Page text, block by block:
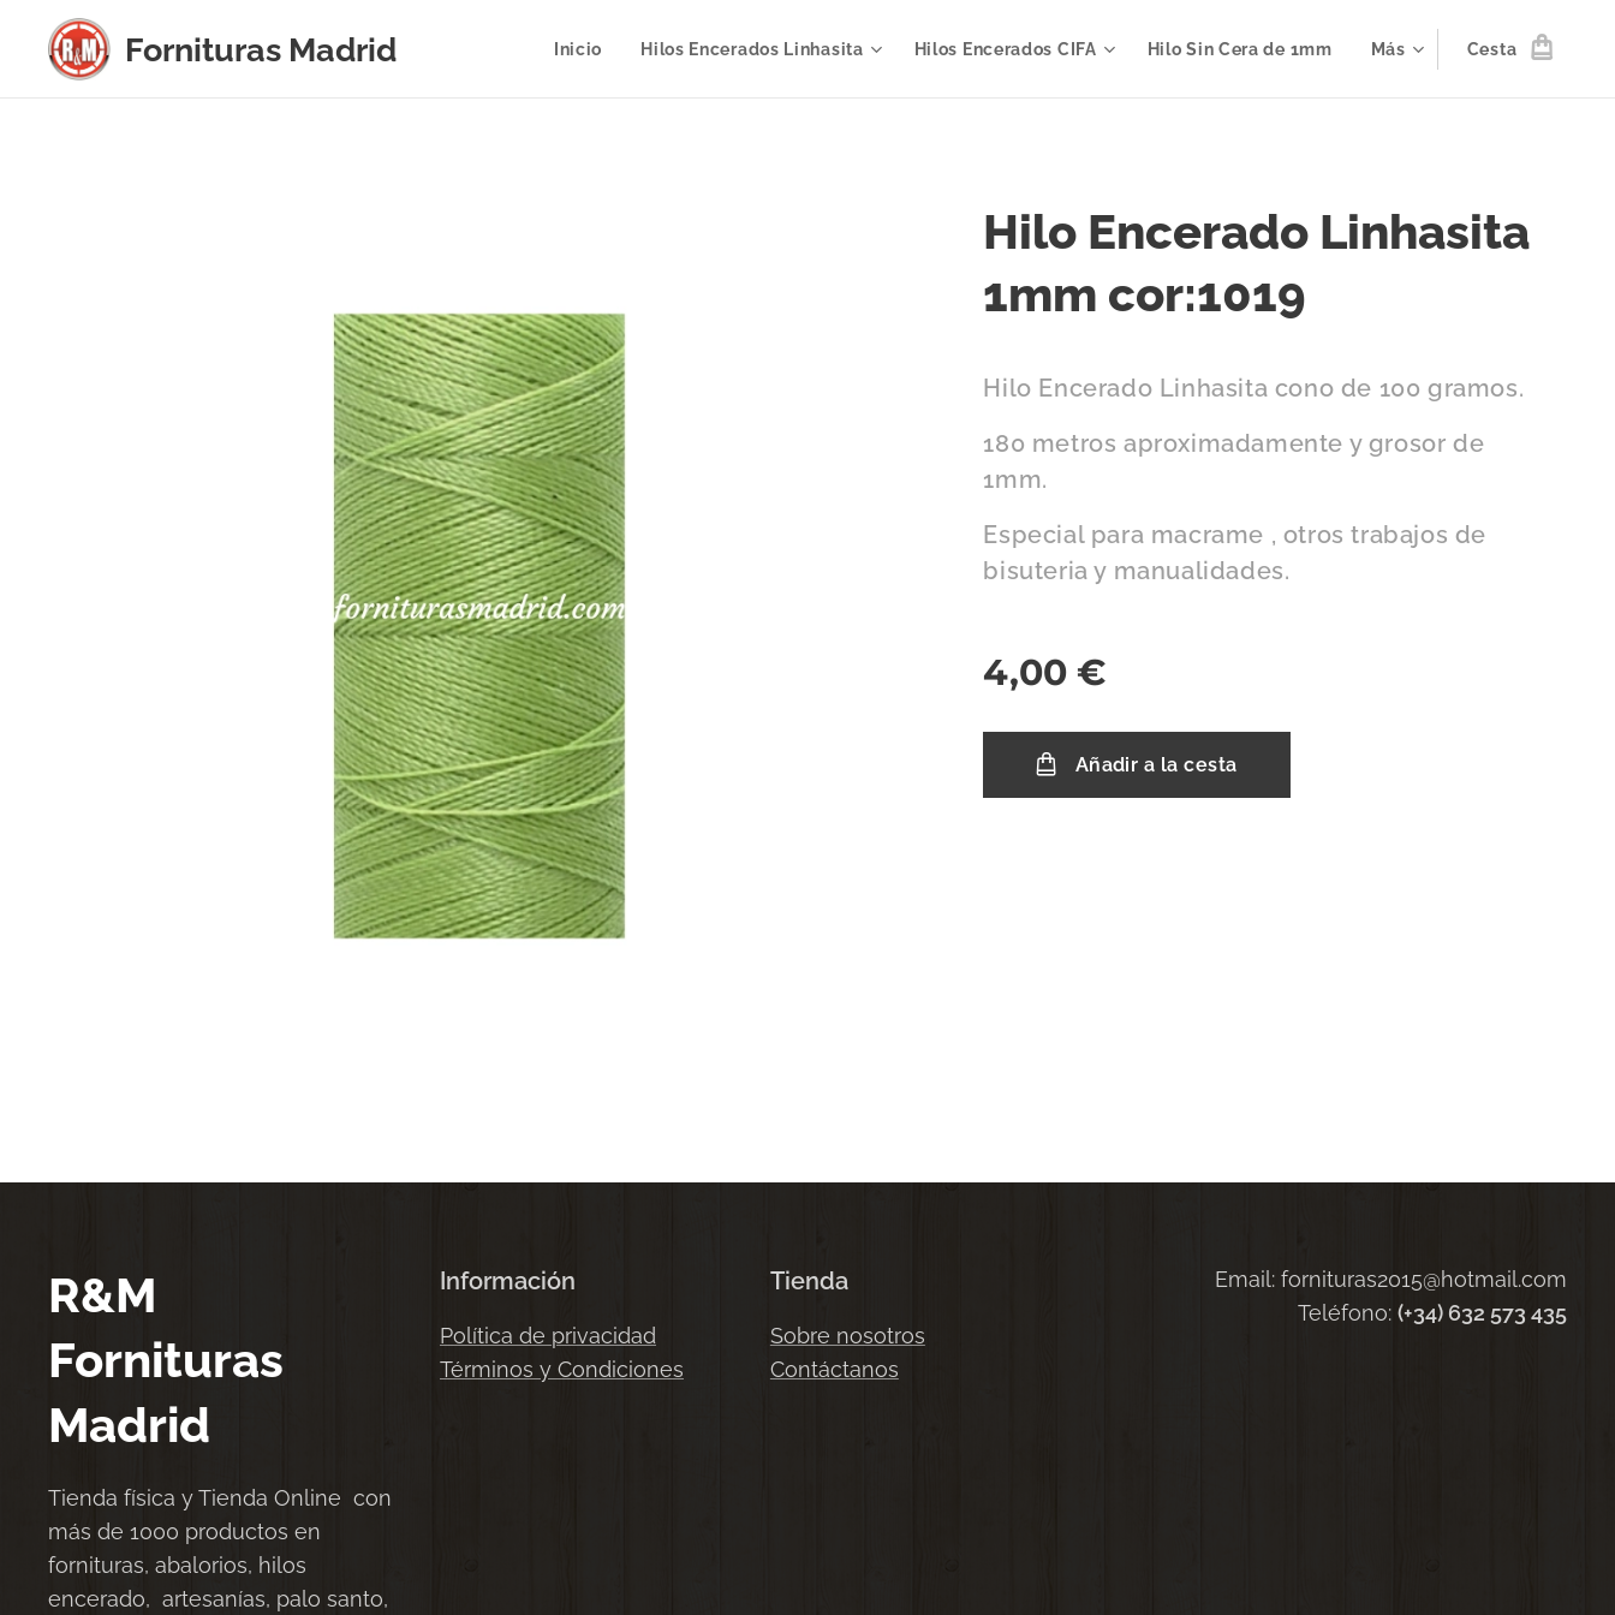
Fornituras Madrid Inicio Hilos Encerados Linhasita Hilos Encerados CIFA Hilo Sin Cera de 1mm Más Cesta
Hilo Encerado Linhasita
1mm cor:1019
Hilo Encerado Linhasita cono de 100 gramos.
180 metros aproximadamente y grosor de
1mm.
Especial para macrame , otros trabajos de
bisuteria y manualidades.
4,00 €
Añadir a la cesta
R&M
Fornituras
Madrid
Tienda física y Tienda Online con
más de 1000 productos en
fornituras, abalorios, hilos
encerado, artesanías, palo santo,
Información
Política de privacidad
Términos y Condiciones
Tienda
Sobre nosotros
Contáctanos
Email: fornituras2015@hotmail.com
Teléfono: (+34) 632 573 435